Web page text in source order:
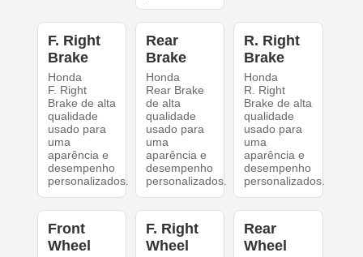
F. Right
Brake
Honda
F. Right
Brake de alta
qualidade
usado para
uma
aparência e
desempenho
personalizados.
Rear
Brake
Honda
Rear Brake
de alta
qualidade
usado para
uma
aparência e
desempenho
personalizados.
R. Right
Brake
Honda
R. Right
Brake de alta
qualidade
usado para
uma
aparência e
desempenho
personalizados.
Front
Wheel
F. Right
Wheel
Rear
Wheel